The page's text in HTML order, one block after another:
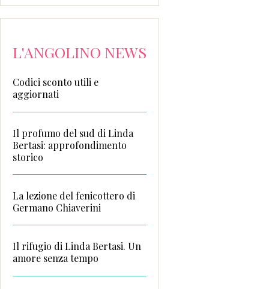
L'ANGOLINO NEWS
Codici sconto utili e
aggiornati
Il profumo del sud di Linda
Bertasi: approfondimento
storico
La lezione del fenicottero di
Germano Chiaverini
Il rifugio di Linda Bertasi. Un
amore senza tempo